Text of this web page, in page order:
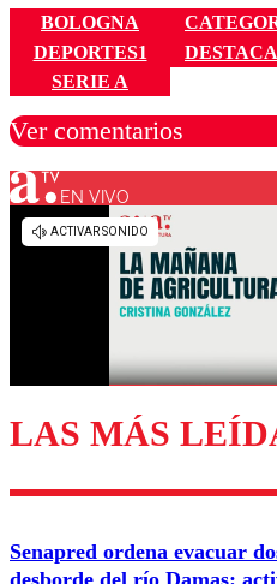
BOLOGNA
DEPORTES1
SERIE A
Ver comentarios
Los comentarios son
diálogo
EN VIVO
LAS MÁS
Senapred ordena evacuar
desborde del río Damas: